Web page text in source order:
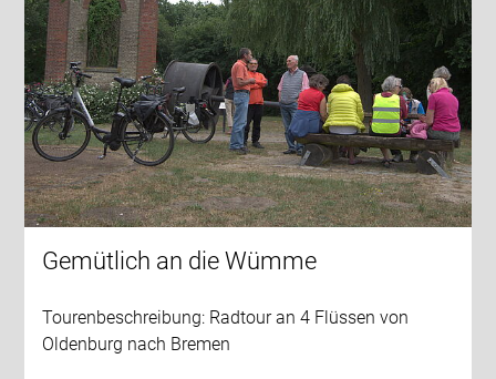
Gemütlich an die Wümme
Tourenbeschreibung: Radtour an 4 Flüssen von
Oldenburg nach Bremen